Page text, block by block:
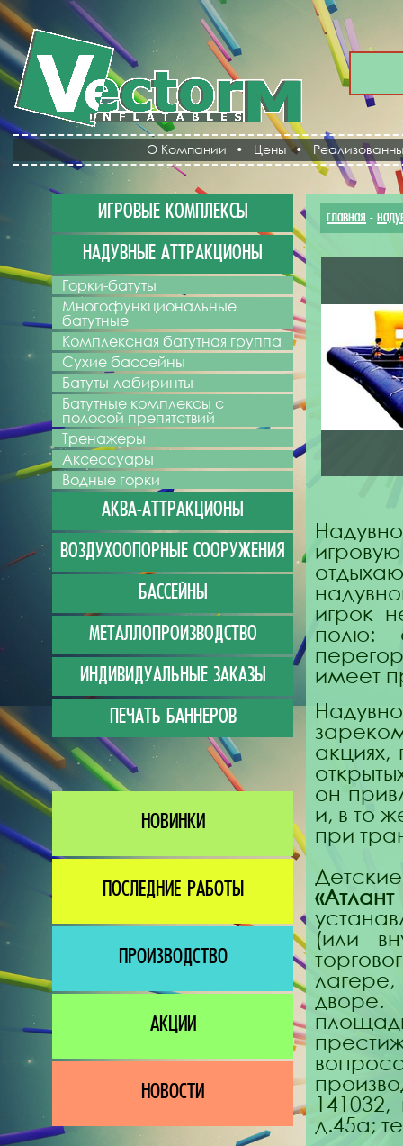
О Компании • Цены•
ИГРОВЫЕ КОМПЛЕКСЫ
НАДУВНЫЕ АТТРАКЦИОНЫ
Горки-батуты
Многофункциональные
батутные
Комплексная батутная группа
Сухие бассейны
Батуты-лабиринты
Батутные комплексы с
полосой препятствий
Тренажеры
Аксессуары
Водные горки
АКВА-АТТРАКЦИОНЫ
ВОЗДУХООПОРНЫЕ СООРУЖЕНИЯ
БАССЕЙНЫ
МЕТАЛЛОПРОИЗВОДСТВО
ИНДИВИДУАЛЬНЫЕ ЗАКАЗЫ
ПЕЧАТЬ БАННЕРОВ
НОВИНКИ
ПОСЛЕДНИЕ РАБОТЫ
ПРОИЗВОДСТВО
АКЦИИ
НОВОСТИ
главная -
игрок
полю:
имеет
он
и, в то
при
(или
дворе.
д.45а;